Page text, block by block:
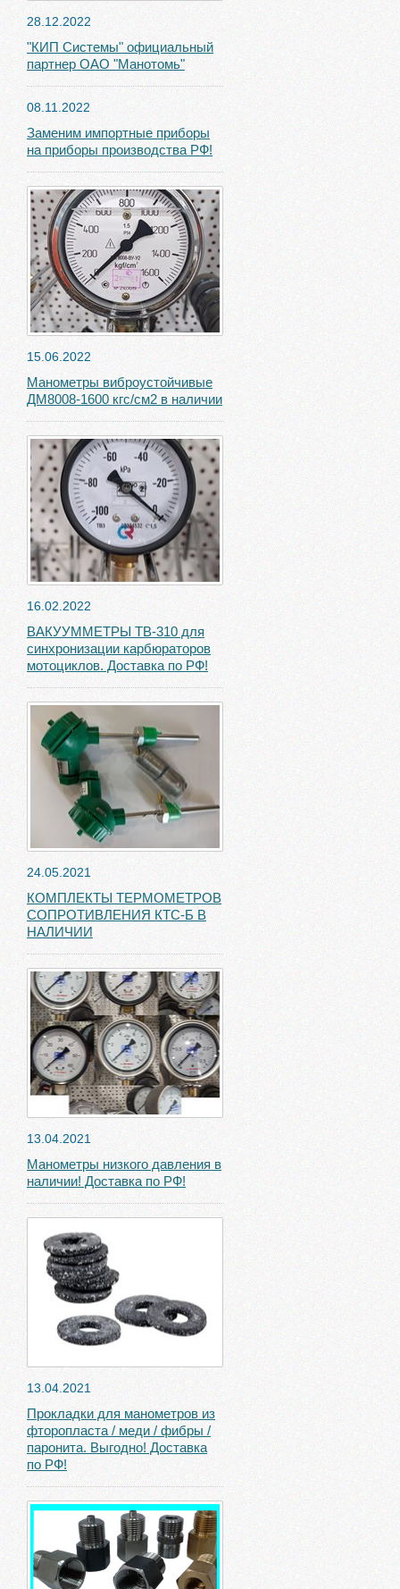
28.12.2022
"КИП Системы" официальный
партнер ОАО "Манотомь"
08.11.2022
Заменим импортные приборы
на приборы производства РФ!
15.06.2022
Манометры виброустойчивые
ДМ8008-1600 кгс/см2 в наличии
16.02.2022
ВАКУУММЕТРЫ ТВ-310 для
синхронизации карбюраторов
мотоциклов. Доставка по РФ!
24.05.2021
КОМПЛЕКТЫ ТЕРМОМЕТРОВ
СОПРОТИВЛЕНИЯ КТС-Б В
НАЛИЧИИ
13.04.2021
Манометры низкого давления в
наличии! Доставка по РФ!
13.04.2021
Прокладки для манометров из
фторопласта / меди / фибры /
паронита. Выгодно! Доставка
по РФ!